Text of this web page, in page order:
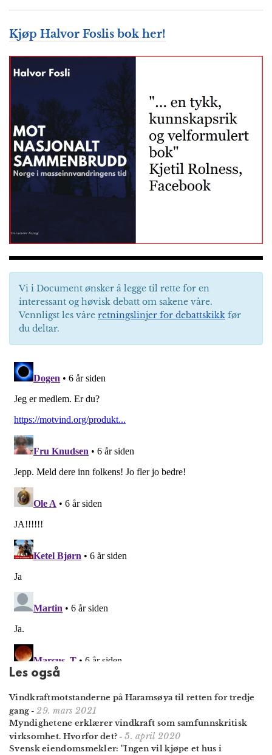
Kjøp Halvor Foslis bok her!
Vi i Document ønsker å legge til rette for en
interessant og høvisk debatt om sakene våre.
Vennligst les våre retningslinjer for debattskikk før
du deltar.
Les også
Vindkraftmotstanderne på Haramsøya til retten for tredje
gang -29. mars 2021
Myndighetene erklærer vindkraft som samfunnskritisk
virksomhet. Hvorfor det? -5. april 2020
Svensk eiendomsmekler: "Ingen vil kjøpe et hus i